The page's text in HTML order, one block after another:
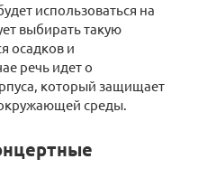
использоваться на
выбирать такую
осадков и
речь идет о
который защищает
среды.